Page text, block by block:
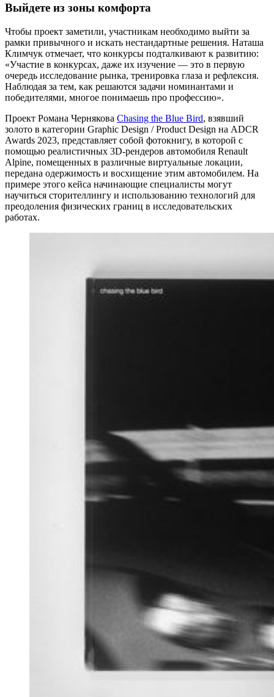
Выйдете из зоны комфорта
Чтобы проект заметили, участникам необходимо выйти за
рамки привычного и искать нестандартные решения. Наташа
Климчук отмечает, что конкурсы подталкивают к развитию:
«Участие в конкурсах, даже их изучение — это в первую
очередь исследование рынка, тренировка глаза и рефлексия.
Наблюдая за тем, как решаются задачи номинантами и
победителями, многое понимаешь про профессию».
Проект Романа Чернякова Chasing the Blue Bird, взявший
золото в категории Graphic Design / Product Design на ADCR
Awards 2023, представляет собой фотокнигу, в которой с
помощью реалистичных 3D-рендеров автомобиля Renault
Alpine, помещенных в различные виртуальные локации,
передана одержимость и восхищение этим автомобилем. На
примере этого кейса начинающие специалисты могут
научиться сторителлингу и использованию технологий для
преодоления физических границ в исследовательских
работах.